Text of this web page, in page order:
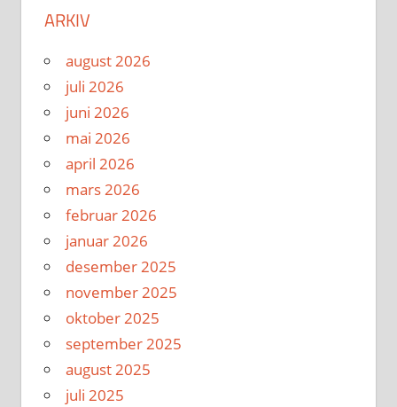
ARKIV
august 2026
juli 2026
juni 2026
mai 2026
april 2026
mars 2026
februar 2026
januar 2026
desember 2025
november 2025
oktober 2025
september 2025
august 2025
juli 2025